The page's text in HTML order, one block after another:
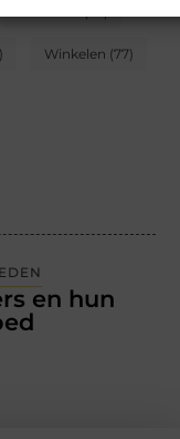
Winkelen (77)
en hun